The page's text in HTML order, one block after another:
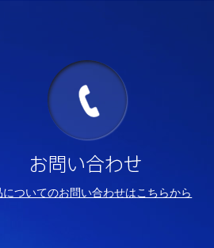
についてのお問い合わせはこちらから